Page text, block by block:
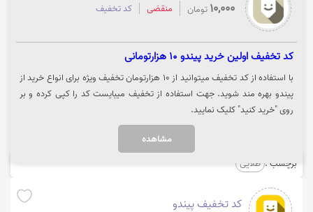
10,000 تومان منقضی کد تخفیف
کد تخفیف اولین خرید پیندو 10 هزارتومانی
با استفاده از کد تخفیف میتوانید از 10 هزارتومان تخفیف ویژه برای انواع خرید از
پیندو بهره مند شوید. جهت استفاده از تخفیف میبایست کد را کپی کرده و بر
روی "خرید کنید" کلیک نمایید.
مشاهده
برچسب : طلایی
کد تخفیف پیندو